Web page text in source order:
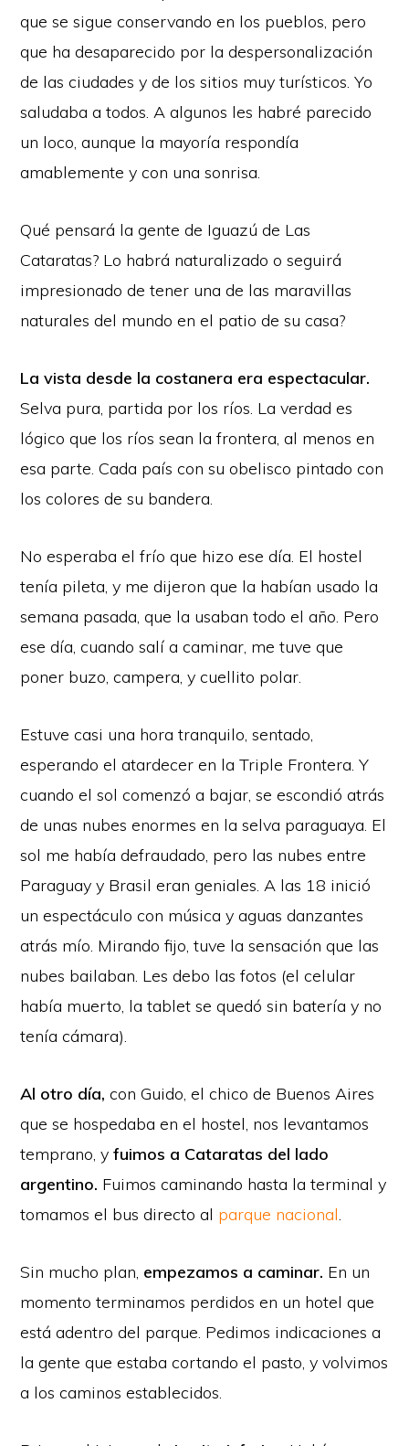
que se sigue conservando en los pueblos, pero
que ha desaparecido por la despersonalización
de las ciudades y de los sitios muy turísticos. Yo
saludaba a todos. A algunos les habré parecido
un loco, aunque la mayoría respondía
amablemente y con una sonrisa.
Qué pensará la gente de Iguazú de Las
Cataratas? Lo habrá naturalizado o seguirá
impresionado de tener una de las maravillas
naturales del mundo en el patio de su casa?
La vista desde la costanera era espectacular.
Selva pura, partida por los ríos. La verdad es
lógico que los ríos sean la frontera, al menos en
esa parte. Cada país con su obelisco pintado con
los colores de su bandera.
No esperaba el frío que hizo ese día. El hostel
tenía pileta, y me dijeron que la habían usado la
semana pasada, que la usaban todo el año. Pero
ese día, cuando salí a caminar, me tuve que
poner buzo, campera, y cuellito polar.
Estuve casi una hora tranquilo, sentado,
esperando el atardecer en la Triple Frontera. Y
cuando el sol comenzó a bajar, se escondió atrás
de unas nubes enormes en la selva paraguaya. El
sol me había defraudado, pero las nubes entre
Paraguay y Brasil eran geniales. A las 18 inició
un espectáculo con música y aguas danzantes
atrás mío. Mirando fijo, tuve la sensación que las
nubes bailaban. Les debo las fotos (el celular
había muerto, la tablet se quedó sin batería y no
tenía cámara).
Al otro día, con Guido, el chico de Buenos Aires
que se hospedaba en el hostel, nos levantamos
temprano, yfuimos a Cataratas del lado
argentino. Fuimos caminando hasta la terminal y
tomamos el bus directo al parque nacional.
Sin mucho plan, empezamos a caminar. En un
momento terminamos perdidos en un hotel que
está adentro del parque. Pedimos indicaciones a
la gente que estaba cortando el pasto, y volvimos
a los caminos establecidos.